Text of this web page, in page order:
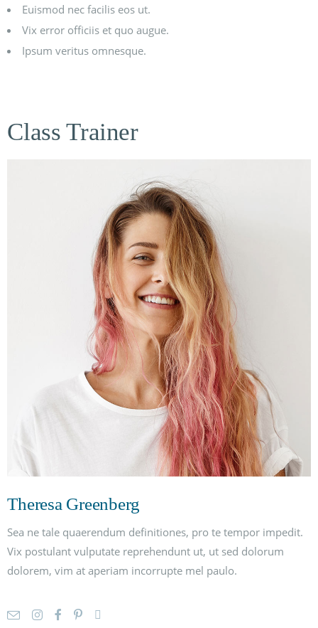
Euismod nec facilis eos ut.
Vix error officiis et quo augue.
Ipsum veritus omnesque.
Class Trainer
Theresa Greenberg
Sea ne tale quaerendum definitiones, pro te tempor impedit.
Vix postulant vulputate reprehendunt ut, ut sed dolorum
dolorem, vim at aperiam incorrupte mel paulo.